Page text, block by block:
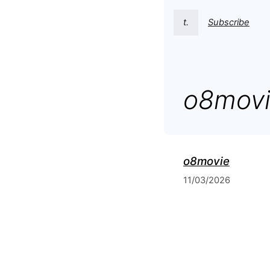
t. Subscribe
o8movie
11/03/2026